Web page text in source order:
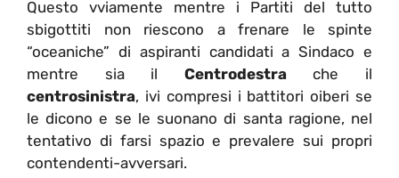
Questo vviamente mentre i Partiti del tutto
sbigottiti non riescono a frenare le spinte
“oceaniche” di aspiranti candidati a Sindaco e
mentre sia il Centrodestrache il
centrosinistra, ivi compresi i battitori oiberi se
le dicono e se le suonano di santa ragione, nel
tentativo di farsi spazio e prevalere sui propri
contendenti-avversari.